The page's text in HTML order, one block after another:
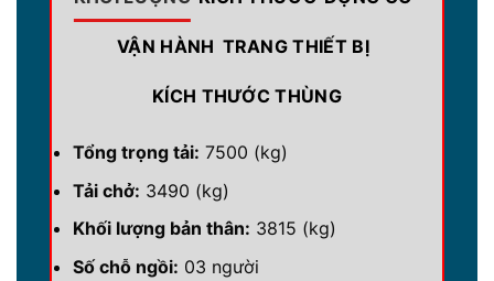
VẬN HÀNH TRANG THIẾT BỊ
KÍCH THƯỚC THÙNG
Tổng trọng tải: 7500 (kg)
Tải chở: 3490 (kg)
Khối lượng bản thân: 3815 (kg)
Số chỗ ngồi: 03 người